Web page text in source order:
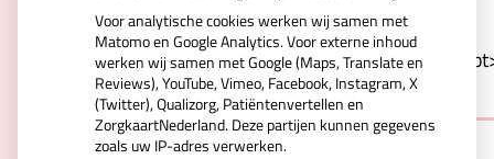
regular=regular&orientation=portrait&logo-
color=blue&background=white&border=1"></
Voor analytische cookies werken wij samen met
Matomo en Google Analytics. Voor externe inhoud
werken wij samen met Google (Maps, Translate en
Reviews), YouTube, Vimeo, Facebook, Instagram, X
(Twitter), Qualizorg, Patiëntenvertellen en
ZorgkaartNederland. Deze partijen kunnen gegevens
zoals uw IP-adres verwerken.